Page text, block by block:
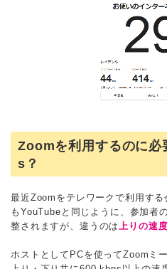
Zoomを利用するのに必
s？
最近Zoomをテレワークで利用す
もYouTubeと同じように、参加者
整されますが、違うのは 上りの速
ホストとしてPCを使ってZoomミ